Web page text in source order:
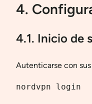
4.
4.1. Inicio de
Autenticarse con
nordvpn login